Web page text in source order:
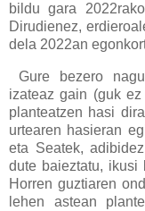
bildu gara
Dirudienez,
dela 2022an
Gure bezero
izateaz gain (guk
planteatzen hasi
urtearen hasieran
eta Seatek,
dute baieztatu, ikusi
Horren guztiaren
lehen astean